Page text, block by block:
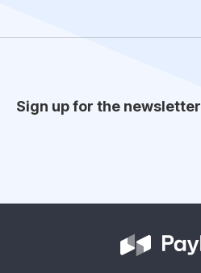
Sign up for the newsletter